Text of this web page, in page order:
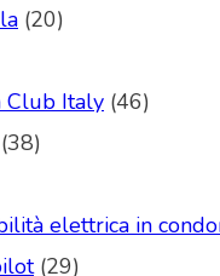
(20)
Club Italy (46)
(38)
elettrica in
(29)